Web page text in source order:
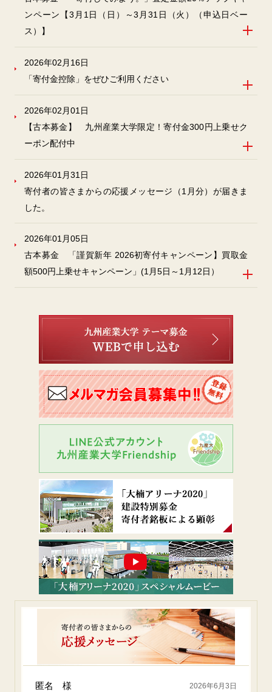
ンペーン【3月1日（日）～3月31日（火）（申込日ベー
ス）】
2026年02月16日
「寄付金控除」をぜひご利用ください
2026年02月01日
【古本募金】 九州産業大学限定！寄付金300円上乗せク
ーポン配付中
2026年01月31日
寄付者の皆さまからの応援メッセージ（1月分）が届きま
した。
2026年01月05日
古本募金 「謹賀新年 2026初寄付キャンペーン】買取金
額500円上乗せキャンペーン」(1月5日～1月12日）
匿名 様 2026年6月3日